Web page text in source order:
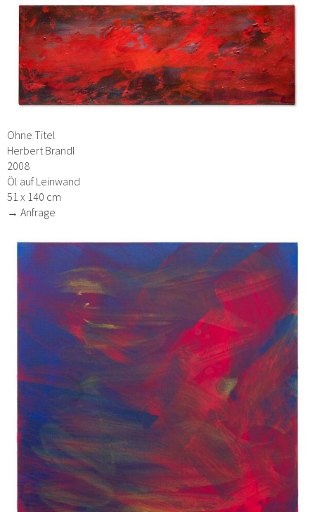
Ohne Titel
Herbert Brandl
2008
Öl auf Leinwand
51 x 140 cm
→ Anfrage